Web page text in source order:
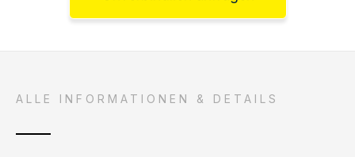
ALLE INFORMATIONEN & DETAILS